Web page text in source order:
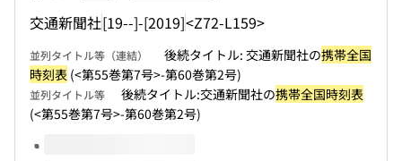
交通新聞社[19--]-[2019]<Z72-L159>
並列タイトル等（連結） 後続タイトル: 交通新聞社の携帯全国
時刻表 (<第55巻第7号>-第60巻第2号)
並列タイトル等 後続タイトル:交通新聞社の携帯全国時刻表
(<第55巻第7号>-第60巻第2号)
このタイトルの巻号